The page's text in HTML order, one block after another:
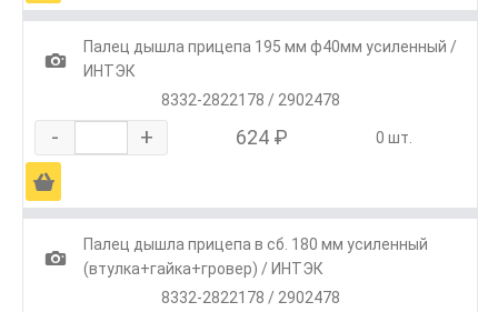
1
Палец дышла прицепа 195 мм ф40мм усиленный /
ИНТЭК
8332-2822178 / 2902478
- + 624 ₽ 0 шт.
Ä
1
Палец дышла прицепа в сб. 180 мм усиленный
(втулка+гайка+гровер) / ИНТЭК
8332-2822178 / 2902478